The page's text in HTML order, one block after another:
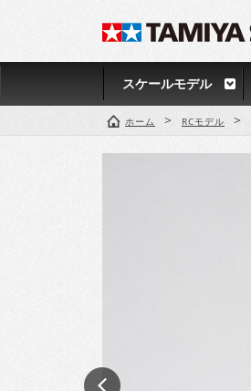
スケールモデル
ホーム > RCモデル >